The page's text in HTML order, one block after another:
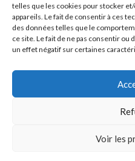
telles que les cookies pour stocker
appareils. Le fait de consentir à ces
des données telles que le
ce site. Le fait de ne pas consentir
un effet négatif sur certaines
Voir les